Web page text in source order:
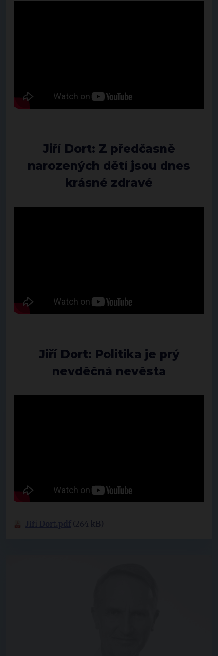
Jiří Dort: Z předčasně
narozených dětí jsou dnes
krásné zdravé
Jiří Dort: Politika je prý
nevděčná nevěsta
(264 kB)